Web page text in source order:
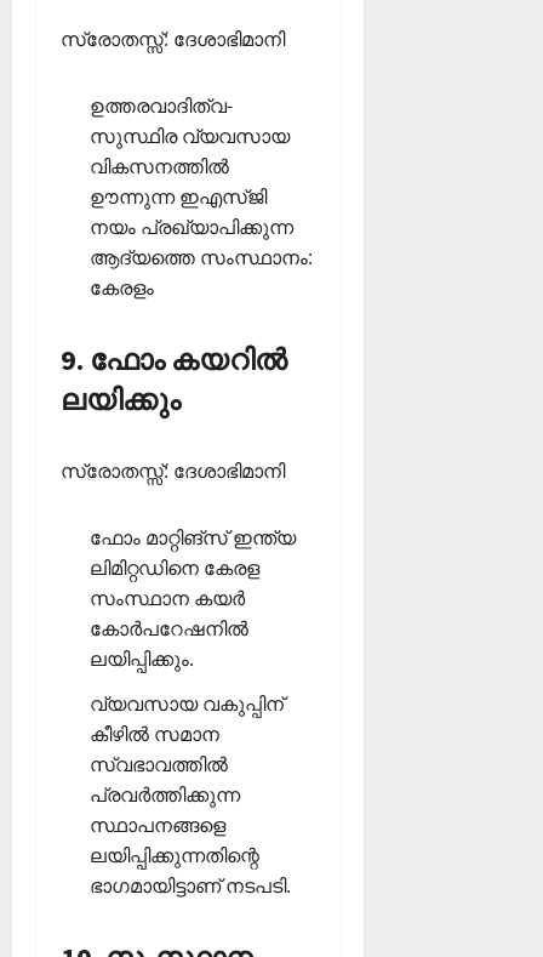
സ്രോതസ്സ്: ദേശാഭിമാനി
ഉത്തരവാദിത്വ-
സുസ്ഥിര വ്യവസായ
വികസനത്തില്‍
ഊന്നുന്ന ഇഎസ്ജി
നയം പ്രഖ്യാപിക്കുന്ന
ആദ്യത്തെ സംസ്ഥാനം:
കേരളം
9. ഫോം കയറില്‍
ലയിക്കും
സ്രോതസ്സ്: ദേശാഭിമാനി
ഫോം മാറ്റിങ്‌സ് ഇന്ത്യ
ലിമിറ്റഡിനെ കേരള
സംസ്ഥാന കയര്‍
കോര്‍പറേഷനില്‍
ലയിപ്പിക്കും.
വ്യവസായ വകുപ്പിന്
കീഴില്‍ സമാന
സ്വഭാവത്തില്‍
പ്രവര്‍ത്തിക്കുന്ന
സ്ഥാപനങ്ങളെ
ലയിപ്പിക്കുന്നതിന്റെ
ഭാഗമായിട്ടാണ് നടപടി.